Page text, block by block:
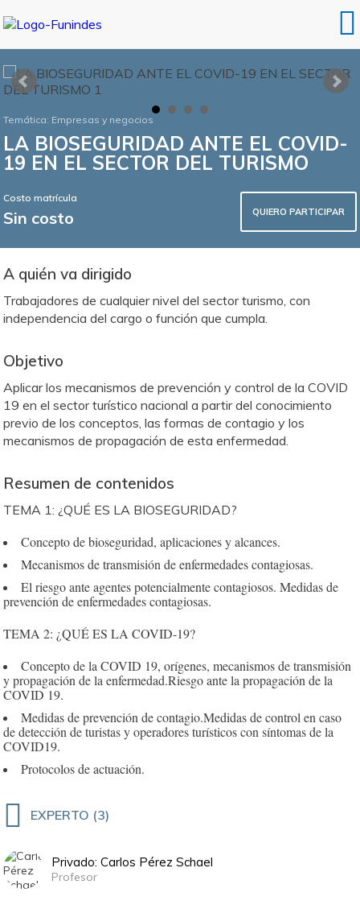
Temática: Empresas y negocios
LA BIOSEGURIDAD ANTE EL COVID-
19 EN EL SECTOR DEL TURISMO
Costo matrícula
Sin costo QUIERO PARTICIPAR
A quién va dirigido
Trabajadores de cualquier nivel del sector turismo, con
independencia del cargo o función que cumpla.
Objetivo
Aplicar los mecanismos de prevención y control de la COVID
19 en el sector turístico nacional a partir del conocimiento
previo de los conceptos, las formas de contagio y los
mecanismos de propagación de esta enfermedad.
Resumen de contenidos
TEMA 1: ¿QUÉ ES LA BIOSEGURIDAD?
Concepto de bioseguridad, aplicaciones y alcances.
Mecanismos de transmisión de enfermedades contagiosas.
El riesgo ante agentes potencialmente contagiosos. Medidas de
prevención de enfermedades contagiosas.
TEMA 2: ¿QUÉ ES LA COVID-19?
Concepto de la COVID 19, orígenes, mecanismos de transmisión
y propagación de la enfermedad.Riesgo ante la propagación de la
COVID 19.
Medidas de prevención de contagio.Medidas de control en caso
de detección de turistas y operadores turísticos con síntomas de la
COVID19.
Protocolos de actuación.
EXPERTO (3)
Privado: Carlos Pérez Schael
Profesor